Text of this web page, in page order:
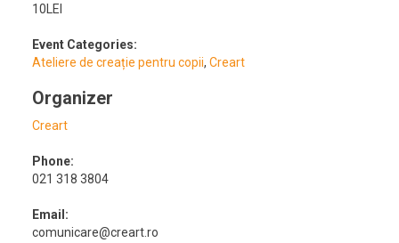
10LEI
Event Categories:
Ateliere de creație pentru copii,Creart
Organizer
Creart
Phone:
021 318 3804
Email:
comunicare@creart.ro